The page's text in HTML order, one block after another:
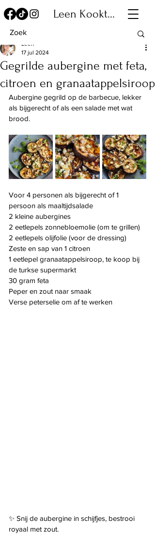
Leen Kookt...
Gegrilde aubergine met feta,
citroen en granaatappelsiroop
Leen
17 jul 2024
Aubergine gegrild op de barbecue, lekker
als bijgerecht of als een salade met wat
brood.
Voor 4 personen als bijgerecht of 1
persoon als maaltijdsalade
2 kleine aubergines
2 eetlepels zonnebloemolie (om te grillen)
2 eetlepels olijfolie (voor de dressing)
Zeste en sap van 1 citroen
1 eetlepel granaatappelsiroop, te koop bij
de turkse supermarkt
30 gram feta
Peper en zout naar smaak
Verse peterselie om af te werken
✨️ Snij de aubergine in schijfjes, bestrooi
royaal met zout.